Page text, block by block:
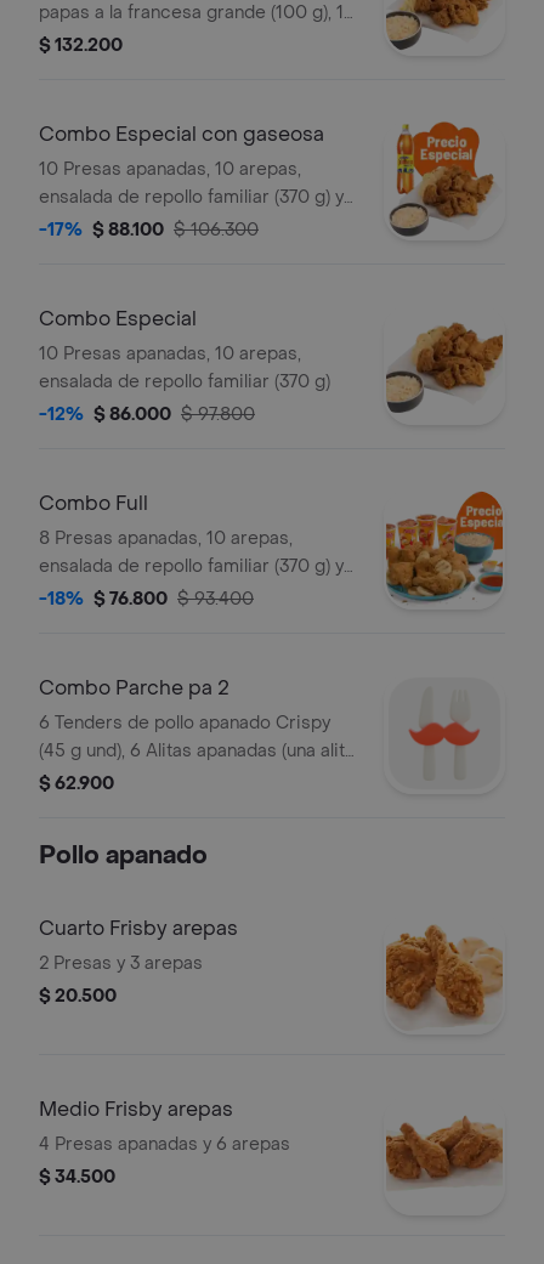
papas a la francesa grande (100 g), 1
porción de yuca stick (10 und),
$ 132.200
Combo Especial con gaseosa
10 Presas apanadas, 10 arepas,
ensalada de repollo familiar (370 g) y
gaseosa (1.5 litros)
-17% $ 88.100 $ 106.300
Combo Especial
10 Presas apanadas, 10 arepas,
ensalada de repollo familiar (370 g)
-12% $ 86.000 $ 97.800
Combo Full
8 Presas apanadas, 10 arepas,
ensalada de repollo familiar (370 g) y
gaseosa (1.5 litros)
-18% $ 76.800 $ 93.400
Combo Parche pa 2
6 Tenders de pollo apanado Crispy
(45 g und), 6 Alitas apanadas (una alita
equivale a un trozo de ala), 2
sals
$ 62.900
Pollo apanado
Cuarto Frisby arepas
2 Presas y 3 arepas
$ 20.500
Medio Frisby arepas
4 Presas apanadas y 6 arepas
$ 34.500